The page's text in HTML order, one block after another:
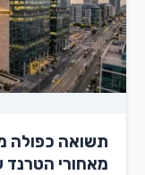
תשואה כפולה
מאחורי